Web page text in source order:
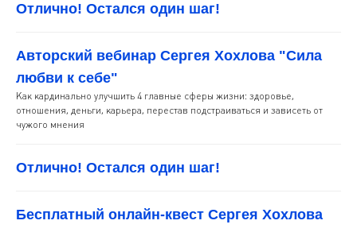
Отлично! Остался один шаг!
Авторский вебинар Сергея Хохлова "Сила
любви к себе"
Как кардинально улучшить 4 главные сферы жизни: здоровье,
отношения, деньги, карьера, перестав подстраиваться и зависеть от
чужого мнения
Отлично! Остался один шаг!
Бесплатный онлайн-квест Сергея Хохлова